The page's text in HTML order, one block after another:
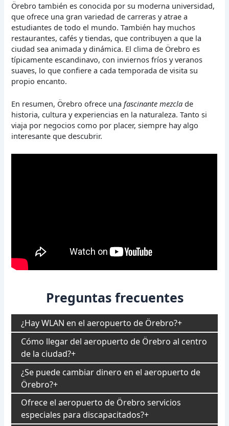
Örebro también es conocida por su moderna universidad,
que ofrece una gran variedad de carreras y atrae a
estudiantes de todo el mundo. También hay muchos
restaurantes, cafés y tiendas, que contribuyen a que la
ciudad sea animada y dinámica. El clima de Örebro es
típicamente escandinavo, con inviernos fríos y veranos
suaves, lo que confiere a cada temporada de visita su
propio encanto.
En resumen, Örebro ofrece unafascinante mezcla de
historia, cultura y experiencias en la naturaleza. Tanto si
viaja por negocios como por placer, siempre hay algo
interesante que descubrir.
Preguntas frecuentes
¿Hay WLAN en el aeropuerto de Örebro?
Cómo llegar del aeropuerto de Örebro al centro
de la ciudad?
¿Se puede cambiar dinero en el aeropuerto de
Örebro?
Ofrece el aeropuerto de Örebro servicios
especiales para discapacitados?